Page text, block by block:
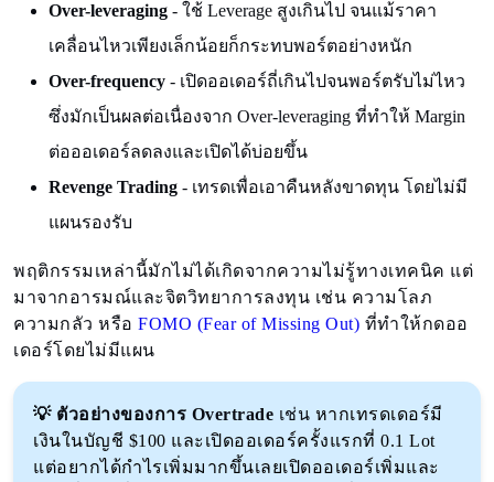
Over-leveraging - ใช้ Leverage สูงเกินไป จนแม้ราคา
เคลื่อนไหวเพียงเล็กน้อยก็กระทบพอร์ตอย่างหนัก
Over-frequency - เปิดออเดอร์ถี่เกินไปจนพอร์ตรับไม่ไหว
ซึ่งมักเป็นผลต่อเนื่องจาก Over-leveraging ที่ทำให้ Margin
ต่อออเดอร์ลดลงและเปิดได้บ่อยขึ้น
Revenge Trading - เทรดเพื่อเอาคืนหลังขาดทุน โดยไม่มี
แผนรองรับ
พฤติกรรมเหล่านี้มักไม่ได้เกิดจากความไม่รู้ทางเทคนิค แต่
มาจากอารมณ์และจิตวิทยาการลงทุน เช่น ความโลภ
ความกลัว หรือ FOMO (Fear of Missing Out) ที่ทำให้กดออ
เดอร์โดยไม่มีแผน
💡 ตัวอย่างของการ Overtrade เช่น หากเทรดเดอร์มี
เงินในบัญชี $100 และเปิดออเดอร์ครั้งแรกที่ 0.1 Lot
แต่อยากได้กำไรเพิ่มมากขึ้นเลยเปิดออเดอร์เพิ่มและ